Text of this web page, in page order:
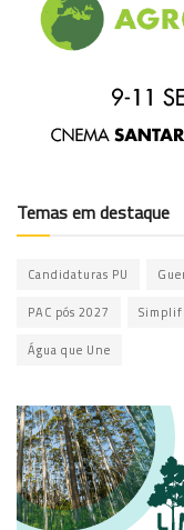
Temas em destaque
Candidaturas PU
PAC pós 2027
Água que Une